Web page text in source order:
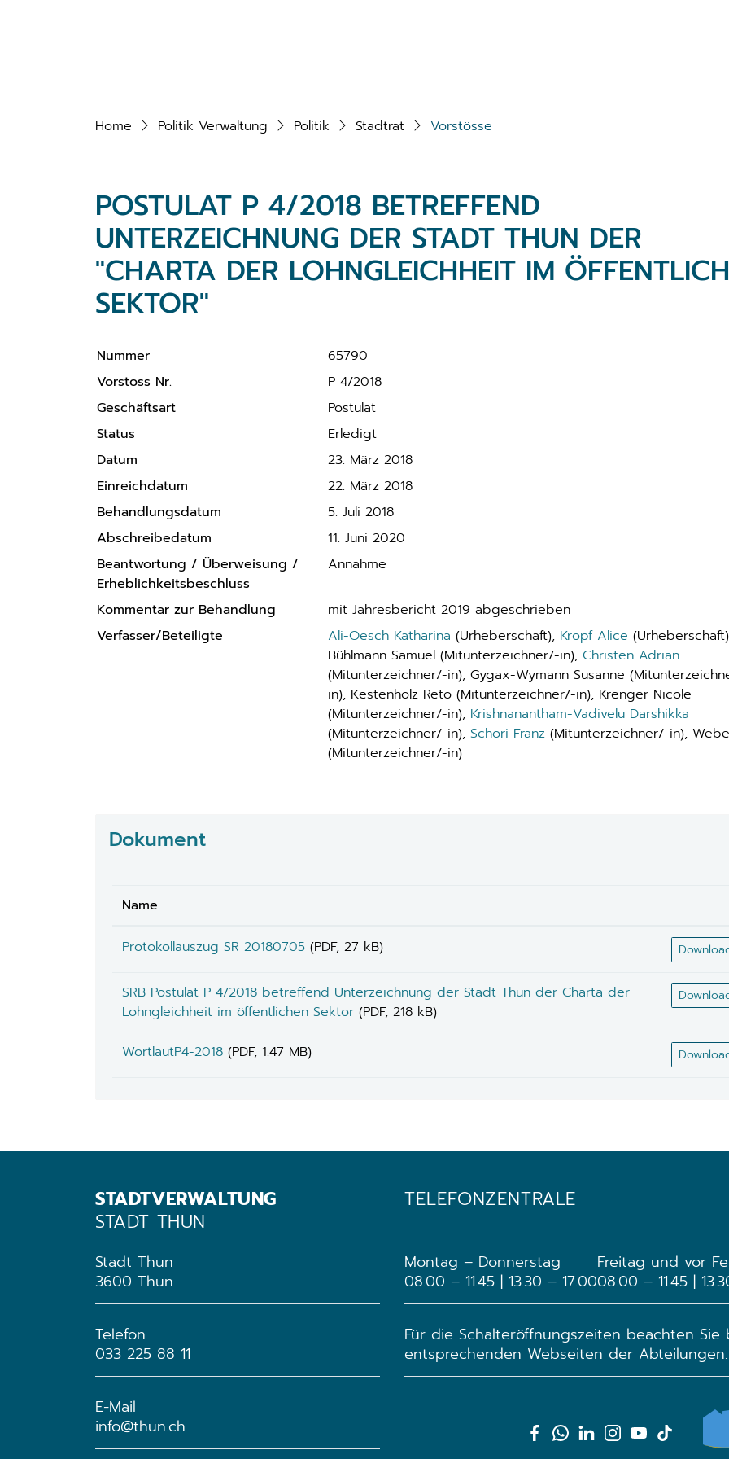
Home Politik Verwaltung Politik Stadtrat Vorstösse
POSTULAT P 4/2018 BETREFFEND
UNTERZEICHNUNG DER STADT THUN DER
"CHARTA DER LOHNGLEICHHEIT IM
SEKTOR"
Nummer
65790
Vorstoss Nr.
P 4/2018
Geschäftsart
Postulat
Status
Erledigt
Datum
23. März 2018
Einreichdatum
22. März 2018
Behandlungsdatum
5. Juli 2018
Abschreibedatum
11. Juni 2020
Beantwortung / Überweisung /
Erheblichkeitsbeschluss
Annahme
Kommentar zur Behandlung
mit Jahresbericht 2019 abgeschrieben
Verfasser/Beteiligte
Ali-Oesch Katharina (Urheberschaft), Kropf Alice
Bühlmann Samuel (Mitunterzeichner/-in), Christen Adrian
(Mitunterzeichner/-in), Gygax-Wymann Susanne
in), Kestenholz Reto (Mitunterzeichner/-in), Krenger Nicole
(Mitunterzeichner/-in), Krishnanantham-Vadivelu Darshikka
(Mitunterzeichner/-in), Schori Franz(Mitunterzeichner/-in),
(Mitunterzeichner/-in)
Dokument
Name
Protokollauszug SR 20180705 (PDF, 27 kB)
SRB Postulat P 4/2018 betreffend Unterzeichnung der Stadt Thun der Charta der
Lohngleichheit im öffentlichen Sektor (PDF, 218 kB)
WortlautP4-2018 (PDF, 1.47 MB)
STADTVERWALTUNG
STADT THUN
Stadt Thun
3600 Thun
Telefon
033 225 88 11
E-Mail
info@thun.ch
TELEFONZENTRALE
Montag – Donnerstag
08.00 – 11.45 | 13.30 – 17.00
Freitag und vor
08.00 – 11.45 |
Für die Schalteröffnungszeiten beachten
entsprechenden Webseiten der Abteilungen.